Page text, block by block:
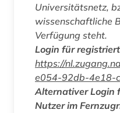
Universitätsnetz,
wissenschaftliche
Verfügung steht.
Login für
https://
e054-92db-4e18-
Alternativer Login
Nutzer im